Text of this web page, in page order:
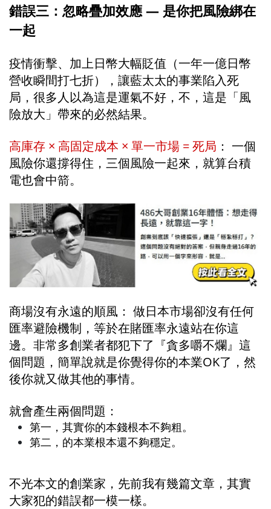
錯誤三：忽略疊加效應 — 是你把風險綁在
一起
疫情衝擊、加上日幣大幅貶值（一年一億日幣
營收瞬間打七折），讓藍太太的事業陷入死
局，很多人以為這是運氣不好，不，這是「風
險放大」帶來的必然結果。
高庫存 × 高固定成本 × 單一市場 = 死局 ： 一個
風險你還撐得住，三個風險一起來，就算台積
電也會中箭。
商場沒有永遠的順風： 做日本市場卻沒有任何
匯率避險機制，等於在賭匯率永遠站在你這
邊。非常多創業者都犯下了『貪多嚼不爛』這
個問題，簡單說就是你覺得你的本業OK了，然
後你就又做其他的事情。
就會產生兩個問題：
第一，其實你的本錢根本不夠粗。
第二，的本業根本還不夠穩定。
不光本文的創業家，先前我有幾篇文章，其實
大家犯的錯誤都一模一樣。